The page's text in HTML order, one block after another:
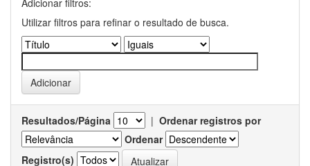
Adicionar filtros:
Utilizar filtros para refinar o resultado de busca.
Resultados/Página | Ordenar registros por
Ordenar
Registro(s)